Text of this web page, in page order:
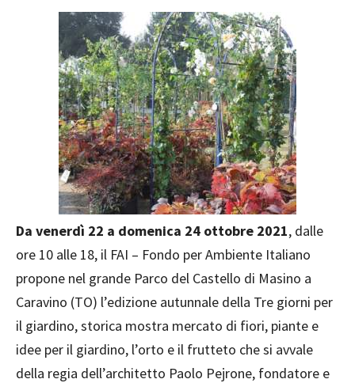
Da venerdì 22 a domenica 24 ottobre 2021, dalle
ore 10 alle 18, il FAI – Fondo per Ambiente Italiano
propone nel grande Parco del Castello di Masino a
Caravino (TO) l’edizione autunnale della Tre giorni per
il giardino, storica mostra mercato di fiori, piante e
idee per il giardino, l’orto e il frutteto che si avvale
della regia dell’architetto Paolo Pejrone, fondatore e